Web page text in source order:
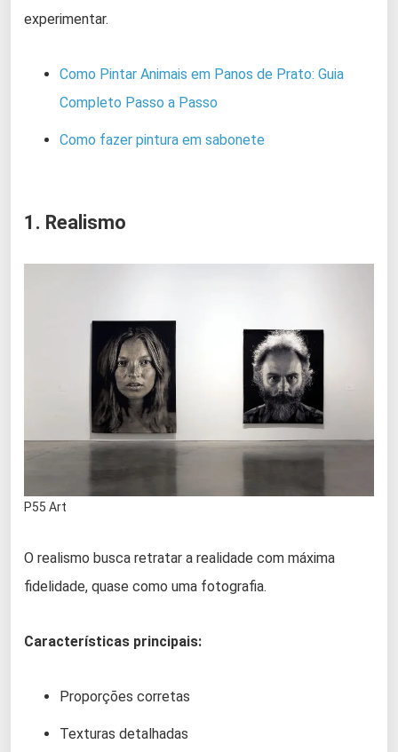
experimentar.
Como Pintar Animais em Panos de Prato: Guia
Completo Passo a Passo
Como fazer pintura em sabonete
1. Realismo
P55 Art
O realismo busca retratar a realidade com máxima
fidelidade, quase como uma fotografia.
Características principais:
Proporções corretas
Texturas detalhadas